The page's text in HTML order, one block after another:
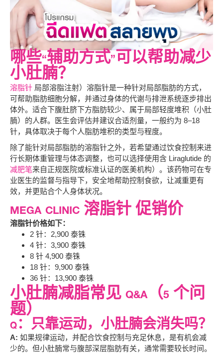
哪些“辅助方式”可以帮助减少
小肚腩？
溶脂针 局部溶脂注射）溶脂针是一种针对局部脂肪的方式，
可帮助脂肪细胞分解，并通过身体的代谢与排泄系统逐步排出
体外。适合下腹肚脐下方脂肪较少、属于局部轻度堆积（小肚
腩）的人群。医生会评估并建议合适剂量，一般约为 8–18
针，具体取决于每个人脂肪堆积的类型与程度。
除了能针对局部脂肪的溶脂针之外，若希望通过饮食控制来进
行长期体重管理与体态调整，也可以选择使用含 Liraglutide 的
减肥笔来自正规医院或标准认证的医美机构）。该药物可在专
业医生的监督与指导下，安全地帮助控制食欲，让减重更有
效，并更贴合个人身体状况。
MEGA CLINIC 溶脂针 促销价
溶脂针价格如下：
2 针：2,900 泰铢
4 针：3,900 泰铢
8 针 4,900 泰铢
18 针：9,900 泰铢
36 针：13,900 泰铢
小肚腩减脂常见 Q&A（5 个问
题）
Q：只靠运动，小肚腩会消失吗？
A: 如果规律运动，并配合饮食控制与充足休息，是有机会减
少的。但小肚腩常与腹部深层脂肪有关，通常需要较长时间。